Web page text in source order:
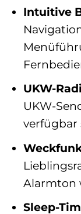
Intuitive
UKW-
UKW-
verfügbar
Alarmton
Sleep-